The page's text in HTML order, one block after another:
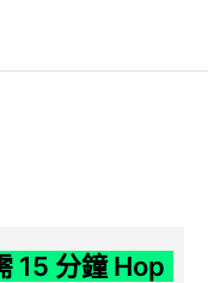
15 分鐘 Hop